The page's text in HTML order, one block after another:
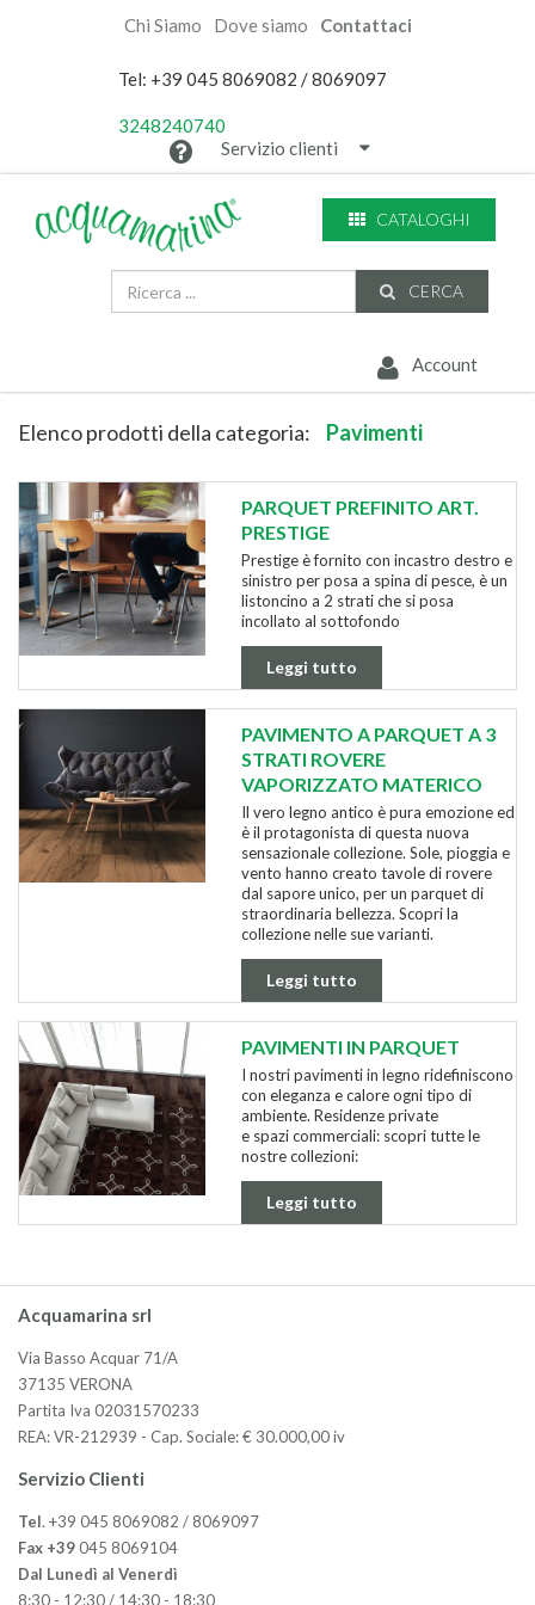
Chi Siamo Dove siamo Contattaci
Tel: +39 045 8069082 / 8069097
3248240740
Servizio clienti
CATALOGHI
CERCA
Account
Elenco prodotti della categoria: Pavimenti
PARQUET PREFINITO ART.
PRESTIGE
Prestige è fornito con incastro destro e
sinistro per posa a spina di pesce, è un
listoncino a 2 strati che si posa
incollato al sottofondo
Leggi tutto
PAVIMENTO A PARQUET A 3
STRATI ROVERE
VAPORIZZATO MATERICO
Il vero legno antico è pura emozione ed
è il protagonista di questa nuova
sensazionale collezione. Sole, pioggia e
vento hanno creato tavole di rovere
dal sapore unico, per un parquet di
straordinaria bellezza. Scopri la
collezione nelle sue varianti.
Leggi tutto
PAVIMENTI IN PARQUET
I nostri pavimenti in legno ridefiniscono
con eleganza e calore ogni tipo di
ambiente. Residenze private
e spazi commerciali: scopri tutte le
nostre collezioni:
Leggi tutto
Acquamarina srl
Via Basso Acquar 71/A
37135 VERONA
Partita Iva 02031570233
REA: VR-212939 - Cap. Sociale: € 30.000,00 iv
Servizio Clienti
Tel. +39 045 8069082 / 8069097
Fax +39045 8069104
Dal Lunedì al Venerdì
8:30 - 12:30 / 14:30 - 18:30